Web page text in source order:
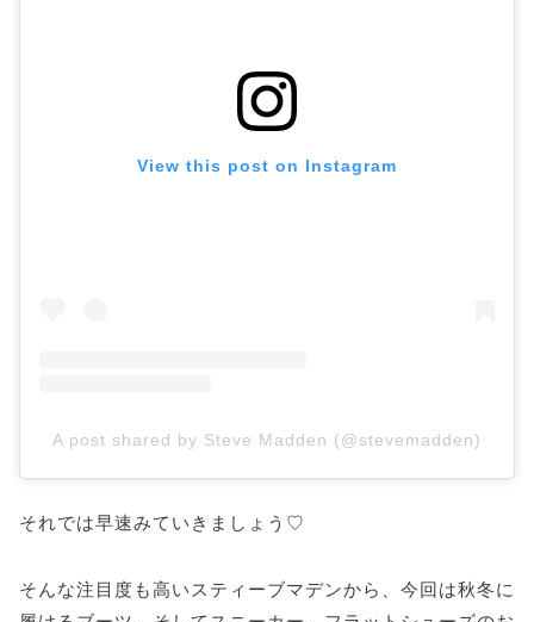
View this post on Instagram
A post shared by Steve Madden (@stevemadden)
それでは早速みていきましょう♡
そんな注目度も高いスティーブマデンから、今回は秋冬に